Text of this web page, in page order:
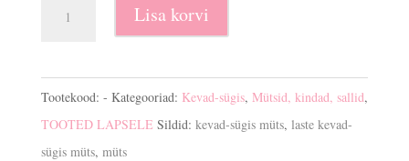
Lisa korvi
Tootekood: - Kategooriad: Kevad-sügis, Mütsid, kindad, sallid,
TOOTED LAPSELE Sildid: kevad-sügis müts, laste kevad-
sügis müts, müts